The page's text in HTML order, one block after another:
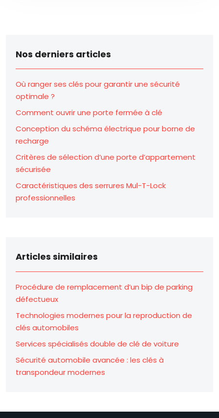
Nos derniers articles
Où ranger ses clés pour garantir une sécurité
optimale ?
Comment ouvrir une porte fermée à clé
Conception du schéma électrique pour borne de
recharge
Critères de sélection d’une porte d’appartement
sécurisée
Caractéristiques des serrures Mul-T-Lock
professionnelles
Articles similaires
Procédure de remplacement d’un bip de parking
défectueux
Technologies modernes pour la reproduction de
clés automobiles
Services spécialisés double de clé de voiture
Sécurité automobile avancée : les clés à
transpondeur modernes